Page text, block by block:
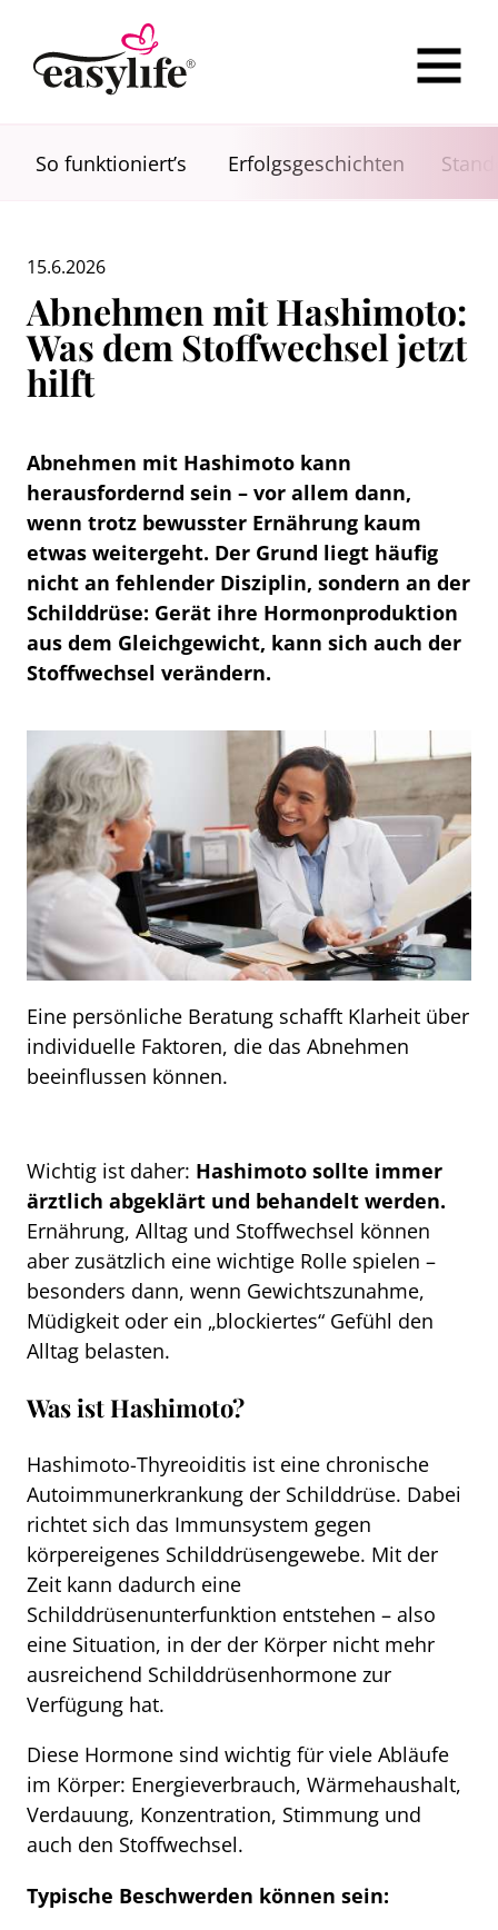
So funktioniert’s Erfolgsgeschichten
15.6.2026
Abnehmen mit Hashimoto:
Was dem Stoffwechsel jetzt
hilft
Abnehmen mit Hashimoto kann
herausfordernd sein – vor allem dann,
wenn trotz bewusster Ernährung kaum
etwas weitergeht. Der Grund liegt häufig
nicht an fehlender Disziplin, sondern an der
Schilddrüse: Gerät ihre Hormonproduktion
aus dem Gleichgewicht, kann sich auch der
Stoffwechsel verändern.
Eine persönliche Beratung schafft Klarheit über
individuelle Faktoren, die das Abnehmen
beeinflussen können.
Wichtig ist daher: Hashimoto sollte immer
ärztlich abgeklärt und behandelt werden.
Ernährung, Alltag und Stoffwechsel können
aber zusätzlich eine wichtige Rolle spielen –
besonders dann, wenn Gewichtszunahme,
Müdigkeit oder ein „blockiertes“ Gefühl den
Alltag belasten.
Was ist Hashimoto?
Hashimoto-Thyreoiditis ist eine chronische
Autoimmunerkrankung der Schilddrüse. Dabei
richtet sich das Immunsystem gegen
körpereigenes Schilddrüsengewebe. Mit der
Zeit kann dadurch eine
Schilddrüsenunterfunktion entstehen – also
eine Situation, in der der Körper nicht mehr
ausreichend Schilddrüsenhormone zur
Verfügung hat.
Diese Hormone sind wichtig für viele Abläufe
im Körper: Energieverbrauch, Wärmehaushalt,
Verdauung, Konzentration, Stimmung und
auch den Stoffwechsel.
Typische Beschwerden können sein: